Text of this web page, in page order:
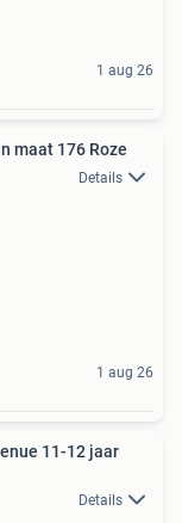
1 aug 26
maat 176 Roze
Details
1 aug 26
11-12 jaar
Details